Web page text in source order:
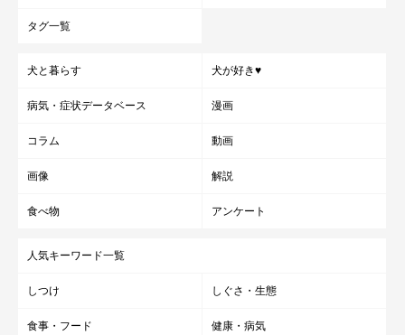
タグ一覧
犬と暮らす 犬が好き♥
病気・症状データベース 漫画
コラム 動画
画像 解説
食べ物 アンケート
人気キーワード一覧
しつけ しぐさ・生態
食事・フード 健康・病気